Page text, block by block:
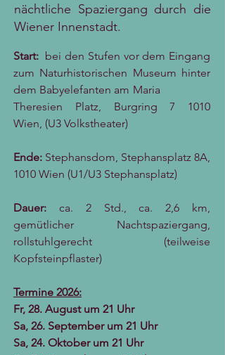
nächtliche Spaziergang durch die
Wiener Innenstadt.
Start: bei den Stufen vor dem Eingang
zum Naturhistorischen Museum hinter
dem Babyelefanten am Maria
Theresien Platz, Burgring 7 1010
Wien, (U3 Volkstheater)
Ende: Stephansdom, Stephansplatz 8A,
1010 Wien (U1/U3 Stephansplatz)
Dauer: ca. 2 Std., ca. 2,6 km,
gemütlicher Nachtspaziergang,
rollstuhlgerecht (teilweise
Kopfsteinpflaster)
Termine 2026:
Fr, 28. August um 21 Uhr
Sa, 26. September um 21 Uhr
Sa, 24. Oktober um 21 Uhr